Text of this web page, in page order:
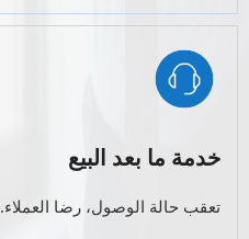
خدمة ما بعد البيع
تعقب حالة الوصول، رضا العملاء.